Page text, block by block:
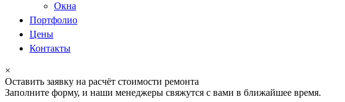
Окна
Портфолио
Цены
Контакты
×
Оставить заявку на расчёт стоимости ремонта
Заполните форму, и наши менеджеры свяжутся с вами в ближайшее время.